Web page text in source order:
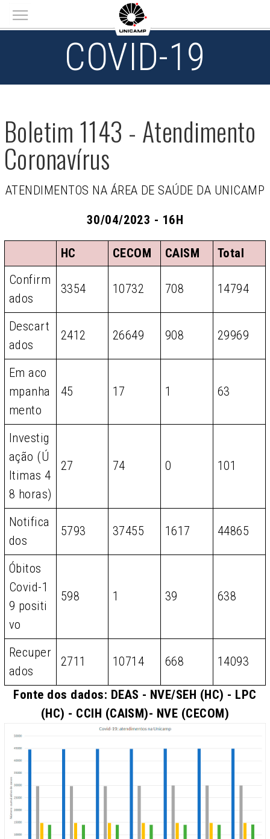
Main menu
COVID-19
Boletim 1143 - Atendimento
Coronavírus
ATENDIMENTOS NA ÁREA DE SAÚDE DA UNICAMP
30/04/2023 - 16H
HC CECOM CAISM
Total
Confirm
ados
3354 10732 708 14794
Descart
ados
2412 26649 908 29969
Em aco
mpanha
mento
45 17 1 63
Investig
ação (Ú
ltimas 4
8 horas)
27 74 0 101
Notifica
dos
5793 37455 1617 44865
Óbitos
Covid-1
9 positi
vo
598 1 39 638
Recuper
ados
2711 10714 668 14093
Fonte dos dados: DEAS - NVE/SEH (HC) - LPC
(HC) - CCIH (CAISM)- NVE (CECOM)